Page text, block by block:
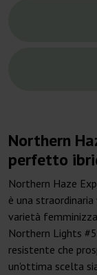
Northern
perfetto
Northern Haze
è una
varietà
Northern Lights
resistente che
un'ottima scelta